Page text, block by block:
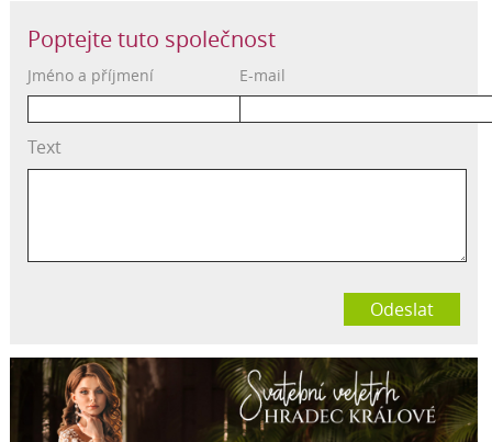
Poptejte tuto společnost
Jméno a příjmení E-mail
Text
Odeslat